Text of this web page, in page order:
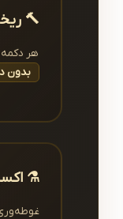
🔨
هر
بدون
⚗️